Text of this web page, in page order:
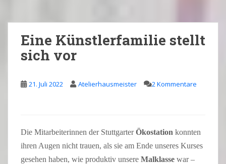
Eine Künstlerfamilie stellt
sich vor
21. Juli 2022 Atelierhausmeister 2 Kommentare
Die Mitarbeiterinnen der StuttgarterÖkostation konnten
ihren Augen nicht trauen, als sie am Ende unseres Kurses
gesehen haben, wie produktiv unsere Malklasse war –